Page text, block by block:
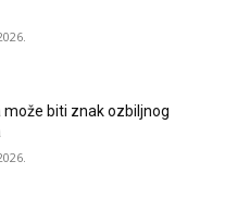
može biti znak ozbiljnog